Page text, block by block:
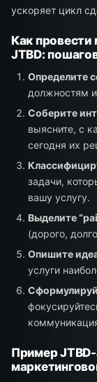
ускоряет цикл
Как провести
JTBD:
Определите
должностям
Соберите
выясните, с
сегодня их
задачи,
вашу услугу.
Выделите
(дорого,
Опишите
услуги
Пример JTBD-